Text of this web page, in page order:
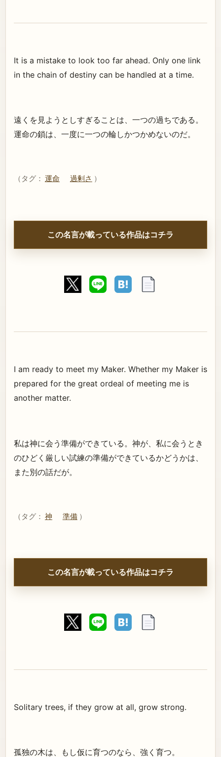
It is a mistake to look too far ahead. Only one link
in the chain of destiny can be handled at a time.
遠くを見ようとしすぎることは、一つの過ちである。
運命の鎖は、一度に一つの輪しかつかめないのだ。
（タグ： 運命 過剰さ ）
この名言が載っている作品はコチラ
I am ready to meet my Maker. Whether my Maker is
prepared for the great ordeal of meeting me is
another matter.
私は神に会う準備ができている。神が、私に会うとき
のひどく厳しい試練の準備ができているかどうかは、
また別の話だが。
（タグ： 神 準備 ）
この名言が載っている作品はコチラ
Solitary trees, if they grow at all, grow strong.
孤独の木は、もし仮に育つのなら、強く育つ。